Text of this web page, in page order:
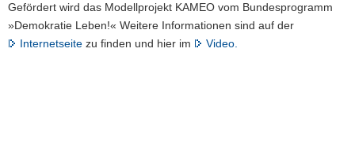
Gefördert wird das Modellprojekt KAMEO vom Bundesprogramm
»Demokratie Leben!« Weitere Informationen sind auf der
Internetseite zu finden und hier im Video.